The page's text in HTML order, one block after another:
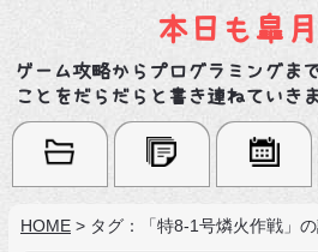
本日も皐
ゲーム攻略からプログラミングま
ことをだらだらと書き連ねていきま
HOME > タグ：「特8-1号燐火作戦」